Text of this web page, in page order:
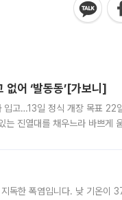
어 ‘발동동’[가보니]
입고…13일 정식 개장 목표 22
는 진열대를 채우느라 바쁘게
지독한 폭염입니다. 낮 기온이